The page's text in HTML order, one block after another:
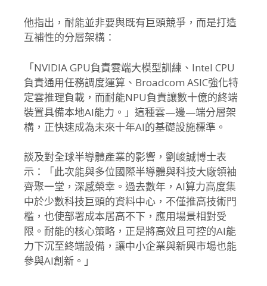
他指出，耐能並非要與既有巨頭競爭，而是打造
互補性的分層架構：
「NVIDIA GPU負責雲端大模型訓練、Intel CPU
負責通用任務調度運算、Broadcom ASIC強化特
定雲推理負載， 而耐能NPU負責讓數十億的終端
裝置具備本地AI能力。」 這種雲—邊—端分層架
構， 正快速成為未來十年AI的基礎設施標準。
談及對全球半導體產業的影響，劉峻誠博士表
示：「此次能與多位國際半導體與科技大廠領袖
齊聚一堂，深感榮幸。 過去數年，AI算力高度集
中於少數科技巨頭的資料中心， 不僅推高技術門
檻，也使部署成本居高不下，應用場景相對受
限。 耐能的核心策略，正是將高效且可控的AI能
力下沉至終端設備， 讓中小企業與新興市場也能
參與AI創新。」